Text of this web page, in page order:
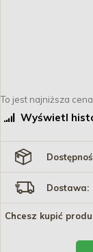
To jest najniższa
Wyświetl
Dostawa:
Chcesz kupić